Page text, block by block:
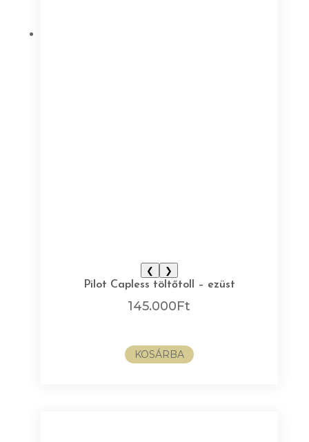
❮
❯
Pilot Capless töltőtoll – ezüst
145.000Ft
KOSÁRBA